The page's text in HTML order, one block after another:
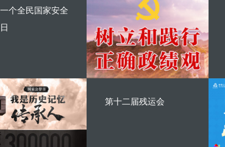
个全民国家安全
第十二届残运会